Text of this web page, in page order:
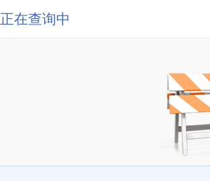
正在查询中